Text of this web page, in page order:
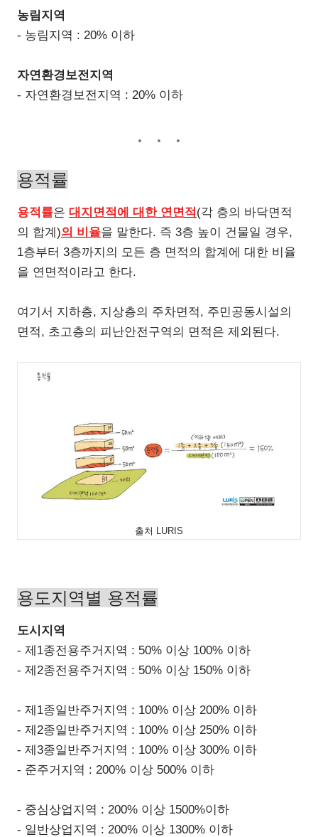
농림지역
- 농림지역 : 20% 이하
자연환경보전지역
- 자연환경보전지역 : 20% 이하
용적률
용적률은 대지면적에 대한 연면적 (각 층의 바닥면적
의 합계)의 비율을 말한다. 즉 3층 높이 건물일 경우,
1층부터 3층까지의 모든 층 면적의 합계에 대한 비율
을 연면적이라고 한다.
여기서 지하층, 지상층의 주차면적, 주민공동시설의
면적, 초고층의 피난안전구역의 면적은 제외된다.
출처 LURIS
용도지역별 용적률
도시지역
- 제1종전용주거지역 : 50% 이상 100% 이하
- 제2종전용주거지역 : 50% 이상 150% 이하
- 제1종일반주거지역 : 100% 이상 200% 이하
- 제2종일반주거지역 : 100% 이상 250% 이하
- 제3종일반주거지역 : 100% 이상 300% 이하
- 준주거지역 : 200% 이상 500% 이하
- 중심상업지역 : 200% 이상 1500%이하
- 일반상업지역 : 200% 이상 1300% 이하